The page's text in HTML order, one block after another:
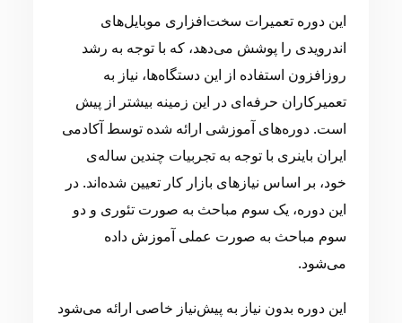
این دوره تعمیرات سخت‌افزاری موبایل‌های
اندرویدی را پوشش می‌دهد، که با توجه به رشد
روزافزون استفاده از این دستگاه‌ها، نیاز به
تعمیرکاران حرفه‌ای در این زمینه بیشتر از پیش
است. دوره‌های آموزشی ارائه شده توسط آکادمی
ایران باینری با توجه به تجربیات چندین ساله‌ی
خود، بر اساس نیازهای بازار کار تعیین شده‌اند. در
این دوره، یک سوم مباحث به صورت تئوری و دو
سوم مباحث به صورت عملی آموزش داده
می‌شود.
این دوره بدون نیاز به پیش‌نیاز خاصی ارائه می‌شود